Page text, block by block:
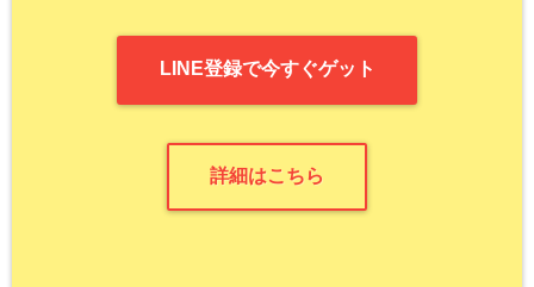
LINE登録で今すぐゲット
詳細はこちら